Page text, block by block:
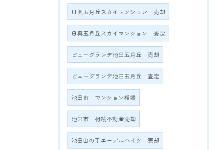
日興五月丘スカイマンション 売却
日興五月丘スカイマンション 査定
ビューグランデ池田五月丘 売却
ビューグランデ池田五月丘 査定
池田市 マンション相場
池田市 相続不動産売却
池田山の手エーデルハイツ 売却